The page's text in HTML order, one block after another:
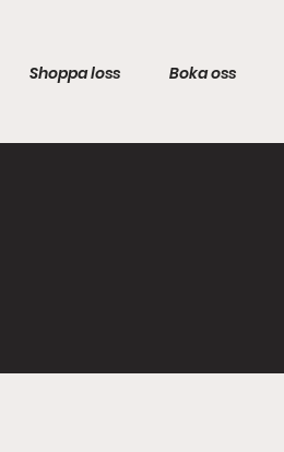
Shoppa loss Boka oss